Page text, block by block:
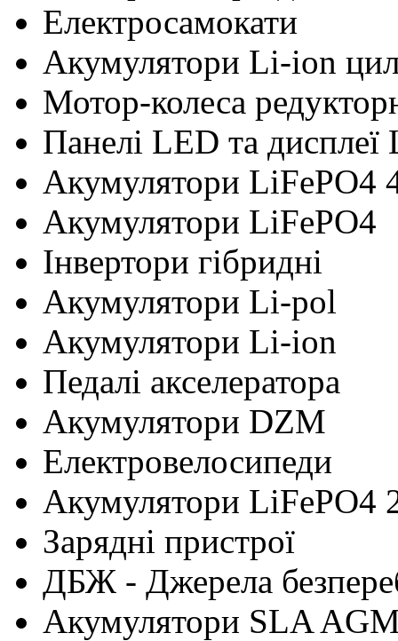
Електросамокати
Акумулятори Li-ion
Мотор-колеса
Панелі LED та дисплеї
Акумулятори LiFePO4
Акумулятори LiFePO4
Інвертори гібридні
Акумулятори Li-pol
Акумулятори Li-ion
Педалі акселератора
Акумулятори DZM
Електровелосипеди
Акумулятори LiFePO4
Зарядні пристрої
ДБЖ - Джерела
Акумулятори SLA